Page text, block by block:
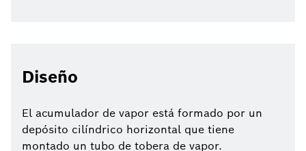
Diseño
El acumulador de vapor está formado por un
depósito cilíndrico horizontal que tiene
montado un tubo de tobera de vapor.